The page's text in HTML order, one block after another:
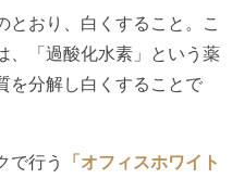
とおり、白くすること。こ
、「過酸化水素」という薬
を分解し白くすることで
で行う
「オフィスホワイト